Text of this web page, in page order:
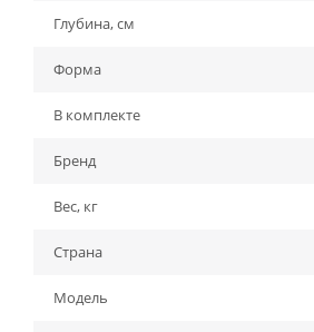
Глубина, см
Форма
В комплекте
Бренд
Вес, кг
Страна
Модель